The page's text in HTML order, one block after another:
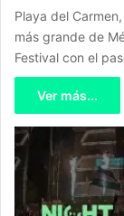
Playa del
más grande de
Festival con el
Ver más...